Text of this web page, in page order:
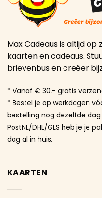
Max Cadeaus is altijd op
kaarten en cadeaus.
brievenbus en creëer
* Vanaf € 30,- gratis
* Bestel je op werkdagen
bestelling nog dezelfde
PostNL/DHL/GLS heb je je
dag al in huis.
KAARTEN